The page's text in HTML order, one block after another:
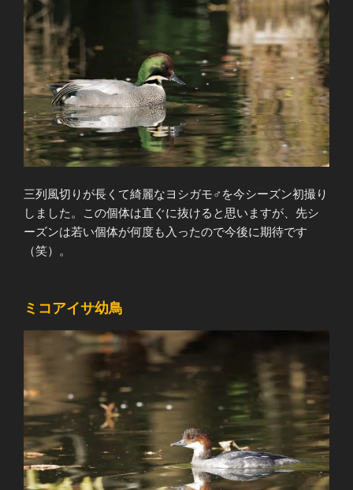
三列風切りが長くて綺麗なヨシガモ♂を今シーズン初撮り
しました。この個体は直ぐに抜けると思いますが、先シ
ーズンは若い個体が何度も入ったので今後に期待です
（笑）。
ミコアイサ幼鳥